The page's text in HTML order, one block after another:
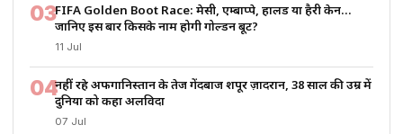
03FIFA Golden Boot Race: मेसी, एम्बाप्पे, हालैंड या हैरी केन…
जानिए इस बार किसके नाम होगी गोल्डन बूट?
11 Jul
04नहीं रहे अफगानिस्तान के तेज गेंदबाज शपूर ज़ादरान, 38 साल की उम्र में
दुनिया को कहा अलविदा
07 Jul